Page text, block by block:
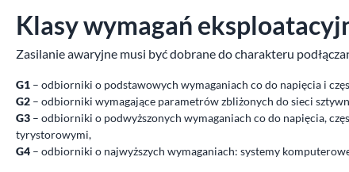
Klasy wymagań
Zasilanie awaryjne musi być dobrane do charakteru
G1 – odbiorniki o podstawowych wymaganiach co do napięcia i
G2 – odbiorniki wymagające parametrów zbliżonych do sieci
G3 – odbiorniki o podwyższonych wymaganiach co do napięcia,
tyrystorowymi,
G4 – odbiorniki o najwyższych wymaganiach: systemy